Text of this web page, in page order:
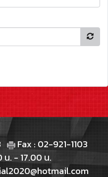
Fax : 02-921-1103
น. - 17.00 น.